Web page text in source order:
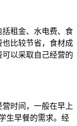
租金、水电费、食
比较节省，食材成
以采取自己经营的
时间，一般在早上
生早餐的需求。经